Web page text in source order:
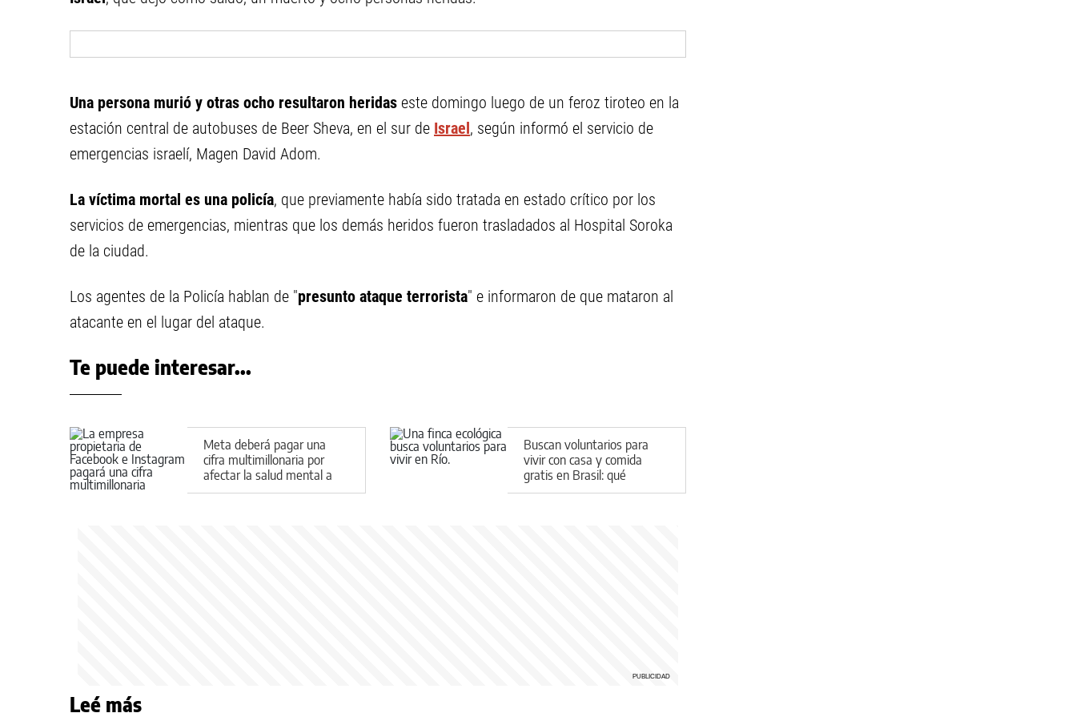
Una persona murió y otras ocho resultaron heridas este domingo luego de un feroz tiroteo en la
estación central de autobuses de Beer Sheva, en el sur de Israel, según informó el servicio de
emergencias israelí, Magen David Adom.
La víctima mortal es una policía, que previamente había sido tratada en estado crítico por los
servicios de emergencias, mientras que los demás heridos fueron trasladados al Hospital Soroka
de la ciudad.
Los agentes de la Policía hablan de "presunto ataque terrorista" e informaron de que mataron al
atacante en el lugar del ataque.
Te puede interesar...
Meta deberá pagar una
cifra multimillonaria por
afectar la salud mental a
jóvenes en Facebook e
Buscan voluntarios para
vivir con casa y comida
gratis en Brasil: qué
requisitos hay que cumplir
Leé más